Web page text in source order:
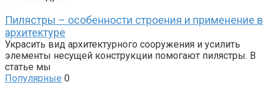
Пилястры – особенности строения и применение в
архитектуре
Украсить вид архитектурного сооружения и усилить
элементы несущей конструкции помогают пилястры. В
статье мы
Популярные 0